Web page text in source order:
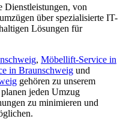
Dienstleistungen, von
über spezialisierte IT-
Lösungen für
, Möbellift-Service in
in Braunschweig und
gehören zu unserem
jeden Umzug
zu minimieren und